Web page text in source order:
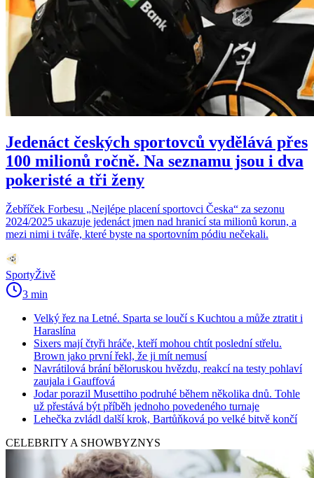
Jedenáct českých sportovců vydělává přes
100 milionů ročně. Na seznamu jsou i dva
pokeristé a tři ženy
Žebříček Forbesu „Nejlépe placení sportovci Česka“ za sezonu
2024/2025 ukazuje jedenáct jmen nad hranicí sta milionů korun, a
mezi nimi i tváře, které byste na sportovním pódiu nečekali.
SportyŽivě
3 min
Velký řez na Letné. Sparta se loučí s Kuchtou a může ztratit i
Haraslína
Sixers mají čtyři hráče, kteří mohou chtít poslední střelu.
Brown jako první řekl, že ji mít nemusí
Navrátilová brání běloruskou hvězdu, reakcí na testy pohlaví
zaujala i Gauffová
Jodar porazil Musettiho podruhé během několika dnů. Tohle
už přestává být příběh jednoho povedeného turnaje
Lehečka zvládl další krok, Bartůňková po velké bitvě končí
CELEBRITY A SHOWBYZNYS